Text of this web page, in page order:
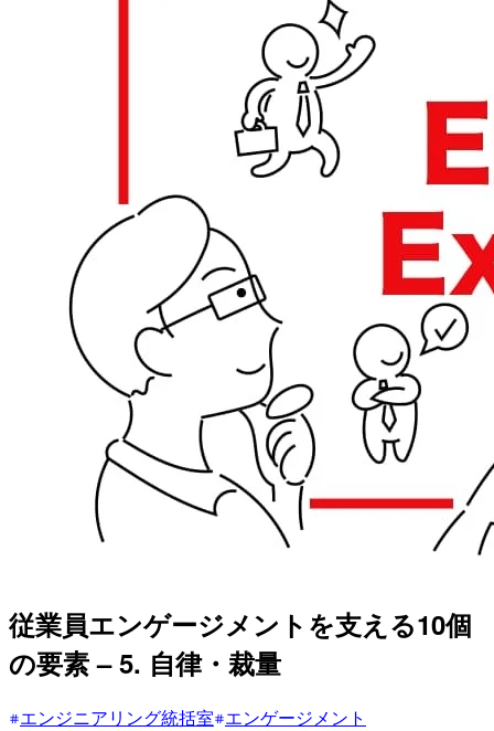
従業員エンゲージメントを支える10個
の要素 – 5. 自律・裁量
エンジニアリング統括室 エンゲージメント